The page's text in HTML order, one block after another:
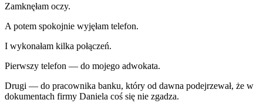
Zamknęłam oczy.
A potem spokojnie wyjęłam telefon.
I wykonałam kilka połączeń.
Pierwszy telefon — do mojego adwokata.
Drugi — do pracownika banku, który od dawna podejrzewał, że w
dokumentach firmy Daniela coś się nie zgadza.